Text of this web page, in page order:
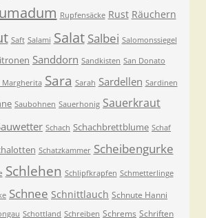
Rupfensäcke Rust Räuchern
Saft Salami Salat Salbei Salomonssiegel
Sanddorn Sandkisten San Donato
Margherita Sara Sarah Sardellen Sardinen
Saubohnen Sauerhonig Sauerkraut
Schach Schachbrettblume Schaf
Schatzkammer Scheibengurke
Schlehen Schlipfkrapfen Schmetterlinge
Schnee Schnittlauch Schnute Hanni
Schottland Schreiben Schrems Schriften